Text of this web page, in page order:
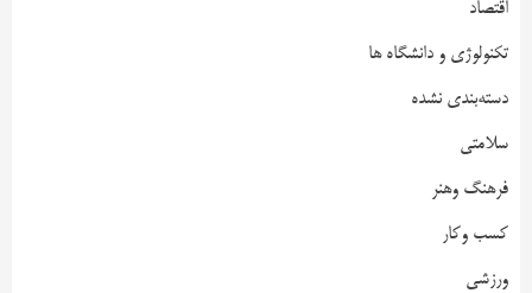
اقتصاد
تکنولوژی و دانشگاه ها
دسته‌بندی نشده
سلامتی
فرهنگ وهنر
کسب وکار
ورزشی